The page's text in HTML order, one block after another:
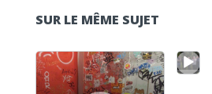
SUR LE MÊME SUJET
Lecteur audio
Lecteur audio